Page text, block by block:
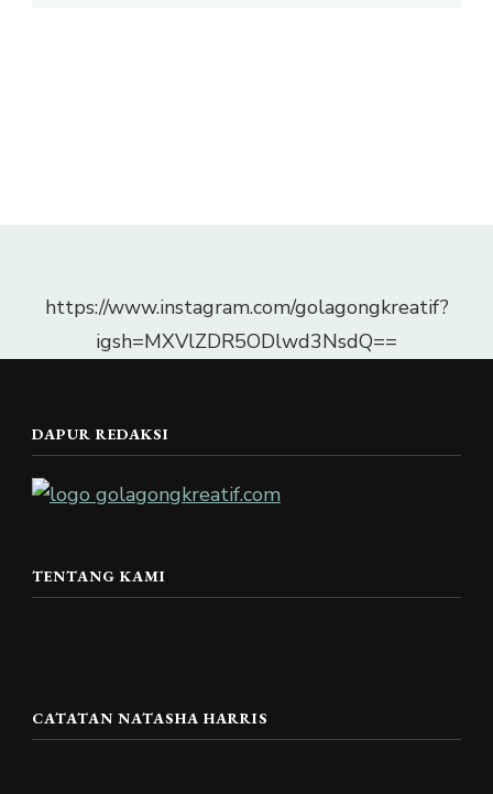
https://www.instagram.com/golagongkreatif?
igsh=MXVlZDR5ODlwd3NsdQ==
DAPUR REDAKSI
TENTANG KAMI
CATATAN NATASHA HARRIS